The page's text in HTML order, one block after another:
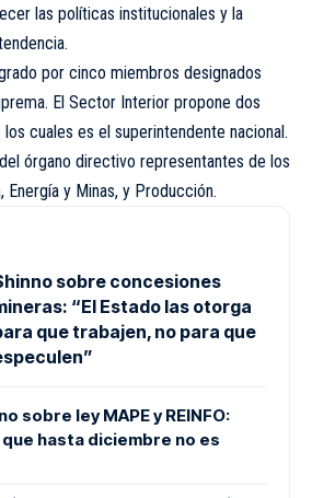
las políticas institucionales y la
por cinco miembros designados
El Sector Interior propone dos
cuales es el superintendente nacional.
órgano directivo representantes de los
y Minas, y Producción.
sobre concesiones
“El Estado las otorga
que trabajen, no para que
sobre ley MAPE y REINFO:
hasta diciembre no es